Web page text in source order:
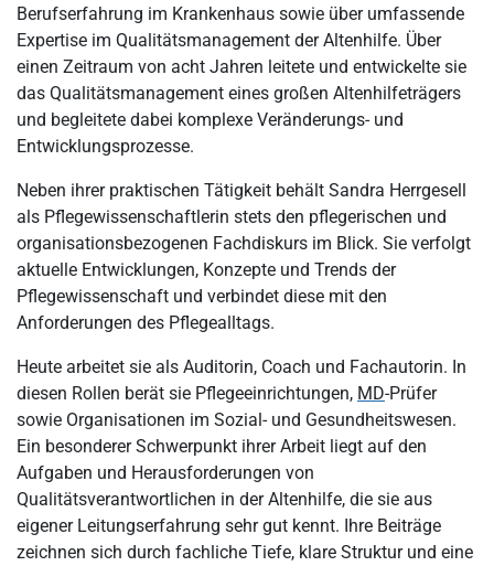
Berufserfahrung im Krankenhaus sowie über umfassende
Expertise im Qualitätsmanagement der Altenhilfe. Über
einen Zeitraum von acht Jahren leitete und entwickelte sie
das Qualitätsmanagement eines großen Altenhilfeträgers
und begleitete dabei komplexe Veränderungs- und
Entwicklungsprozesse.
Neben ihrer praktischen Tätigkeit behält Sandra Herrgesell
als Pflegewissenschaftlerin stets den pflegerischen und
organisationsbezogenen Fachdiskurs im Blick. Sie verfolgt
aktuelle Entwicklungen, Konzepte und Trends der
Pflegewissenschaft und verbindet diese mit den
Anforderungen des Pflegealltags.
Heute arbeitet sie als Auditorin, Coach und Fachautorin. In
diesen Rollen berät sie Pflegeeinrichtungen, MD-Prüfer
sowie Organisationen im Sozial- und Gesundheitswesen.
Ein besonderer Schwerpunkt ihrer Arbeit liegt auf den
Aufgaben und Herausforderungen von
Qualitätsverantwortlichen in der Altenhilfe, die sie aus
eigener Leitungserfahrung sehr gut kennt. Ihre Beiträge
zeichnen sich durch fachliche Tiefe, klare Struktur und eine